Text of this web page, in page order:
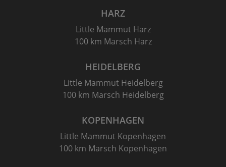
HARZ
Little Mammut Harz
100 km Marsch Harz
HEIDELBERG
Little Mammut Heidelberg
100 km Marsch Heidelberg
KOPENHAGEN
Little Mammut Kopenhagen
100 km Marsch Kopenhagen